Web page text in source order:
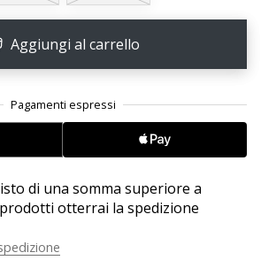
Aggiungi al carrello
di una somma superiore a
otterrai la spedizione